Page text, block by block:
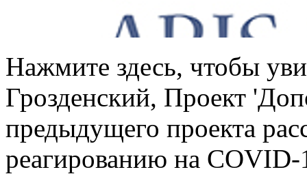
Нажмите здесь, чтобы
Грозденский, Проект
предыдущего проекта
реагированию на COVID-